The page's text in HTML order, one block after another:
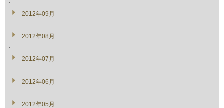
2012年09月
2012年08月
2012年07月
2012年06月
2012年05月